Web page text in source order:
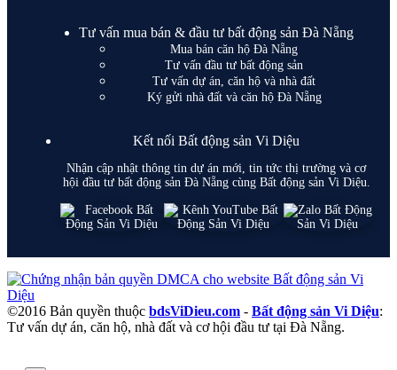
Tư vấn mua bán & đầu tư bất động sản Đà Nẵng
Mua bán căn hộ Đà Nẵng
Tư vấn đầu tư bất động sản
Tư vấn dự án, căn hộ và nhà đất
Ký gửi nhà đất và căn hộ Đà Nẵng
Kết nối Bất động sản Vi Diệu
Nhận cập nhật thông tin dự án mới, tin tức thị trường và cơ
hội đầu tư bất động sản Đà Nẵng cùng Bất động sản Vi Diệu.
©2016 Bản quyền thuộc bdsViDieu.com - Bất động sản Vi Diệu:
Tư vấn dự án, căn hộ, nhà đất và cơ hội đầu tư tại Đà Nẵng.